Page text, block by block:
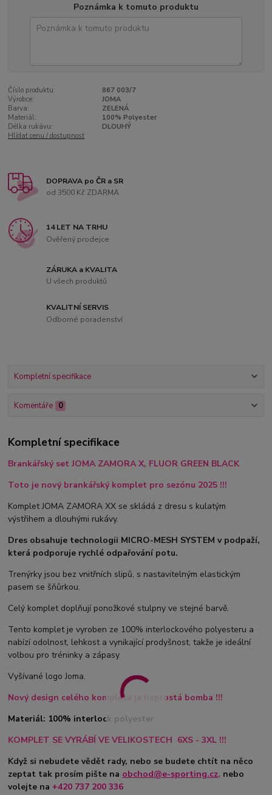
Poznámka k tomuto produktu
Číslo produktu:
867 003/7
Výrobce:
JOMA
Barva:
ZELENÁ
Materiál:
100% Polyester
Délka rukávu:
DLOUHÝ
Hlídat cenu / dostupnost
DOPRAVA po ČR a SR
od 3500 Kč ZDARMA
14 LET NA TRHU
Ověřený prodejce
ZÁRUKA a KVALITA
U všech produktů
KVALITNÍ SERVIS
Odborné poradenství
Kompletní specifikace
Komentáře 0
Kompletní specifikace
Brankářský set JOMA ZAMORA X, FLUOR GREEN BLACK
Toto je nový brankářský komplet pro sezónu 2025 !!!
Komplet JOMA ZAMORA XX se skládá z dresu s kulatým
výstřihem a dlouhými rukávy.
Dres obsahuje technologii MICRO-MESH SYSTEM v podpaží,
která podporuje rychlé odpařování potu.
Trenýrky jsou bez vnitřních slipů, s nastavitelným elastickým
pasem se šňůrkou.
Celý komplet doplňují ponožkové stulpny ve stejné barvě.
Tento komplet je vyroben ze 100% interlockového polyesteru a
nabízí odolnost, lehkost a vynikající prodyšnost, takže je ideální
volbou pro tréninky a zápasy
Vyšívané logo Joma.
Nový design celého kompletu je naprostá bomba !!!
Materiál: 100% interlock polyester
KOMPLET SE VYRÁBÍ VE VELIKOSTECH 6XS - 3XL !!!
Když si nebudete vědět rady, nebo se budete chtít na něco
zeptat tak prosím pište na obchod@e-sporting.cz, nebo
volejte na +420 737 200 336